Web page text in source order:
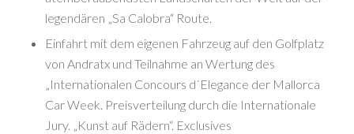
legendären „Sa Calobra“ Route.
Einfahrt mit dem eigenen Fahrzeug auf den Golfplatz
von Andratx und Teilnahme an Wertung des
„Internationalen Concours d´Elegance der Mallorca
Car Week. Preisverteilung durch die Internationale
Jury. „Kunst auf Rädern“. Exclusives